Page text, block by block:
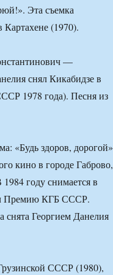
Эта съемка
(1970).
—
снял Кикабидзе в
1978 года). Песня из
«Будь здоров, дорогой»
кино в городе Габрово,
году снимается в
Премию КГБ СССР.
снята Георгием Данелия
СССР (1980),